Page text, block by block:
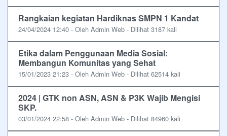
Rangkaian kegiatan Hardiknas SMPN 1 Kandat
24/04/2024 12:40 - Oleh Admin Web - Dilihat 3187 kali
Etika dalam Penggunaan Media Sosial:
Membangun Komunitas yang Sehat
15/01/2023 21:23 - Oleh Admin Web - Dilihat 62514 kali
2024 | GTK non ASN, ASN & P3K Wajib Mengisi
SKP.
03/01/2024 22:58 - Oleh Admin Web - Dilihat 84960 kali